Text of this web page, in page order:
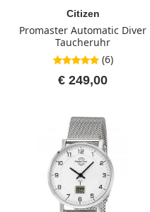
Citizen
Promaster Automatic Diver
Taucheruhr
5,0 von 5 Sternen
(6)
€ 249,00